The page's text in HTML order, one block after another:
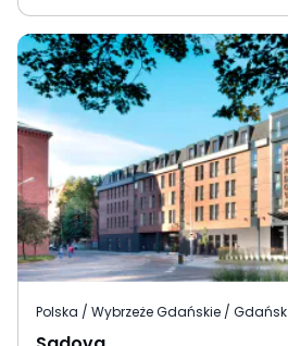
Polska / Wybrzeże Gdańskie / Gdańsk